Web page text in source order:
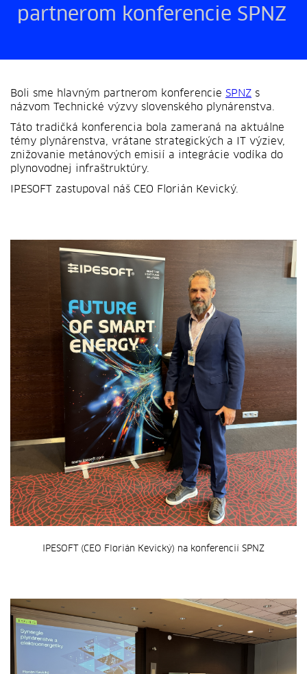
partnerom konferencie SPNZ
Boli sme hlavným partnerom konferencie SPNZ s
názvom Technické výzvy slovenského plynárenstva.
Táto tradičká konferencia bola zameraná na aktuálne
témy plynárenstva, vrátane strategických a IT výziev,
znižovanie metánových emisií a integrácie vodíka do
plynovodnej infraštruktúry.
IPESOFT zastupoval náš CEO Florián Kevický.
IPESOFT (CEO Florián Kevický) na konferencií SPNZ